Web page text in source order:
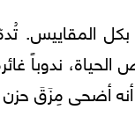
المقاييس.
الحياة، ندوباً
أضحى مِزَقَ